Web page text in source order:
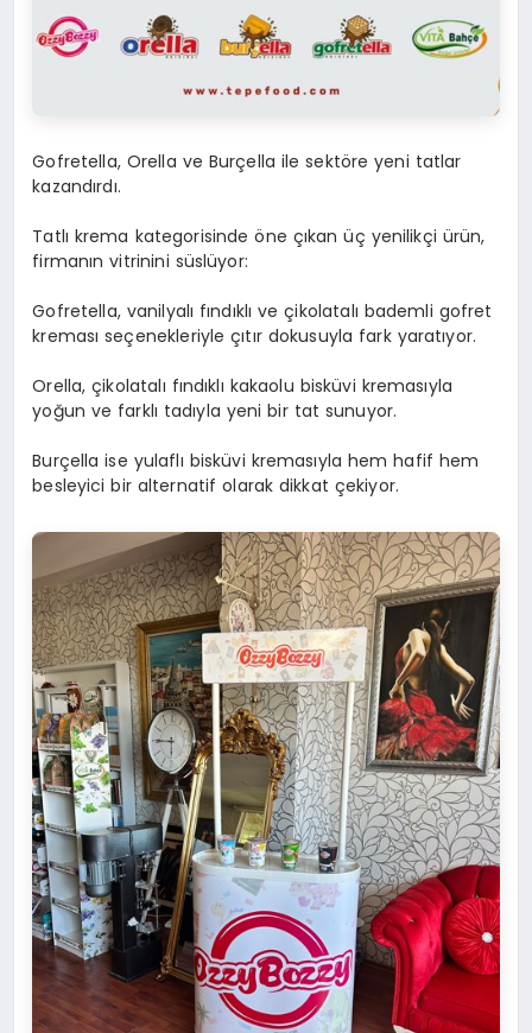
Gofretella, Orella ve Burçella ile sektöre yeni tatlar
kazandırdı.
Tatlı krema kategorisinde öne çıkan üç yenilikçi ürün,
firmanın vitrinini süslüyor:
Gofretella, vanilyalı fındıklı ve çikolatalı bademli gofret
kreması seçenekleriyle çıtır dokusuyla fark yaratıyor.
Orella, çikolatalı fındıklı kakaolu bisküvi kremasıyla
yoğun ve farklı tadıyla yeni bir tat sunuyor.
Burçella ise yulaflı bisküvi kremasıyla hem hafif hem
besleyici bir alternatif olarak dikkat çekiyor.